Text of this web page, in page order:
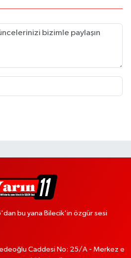
bu yana Bilecik'in özgür sesi
Caddesi No: 25/A - Merkez e